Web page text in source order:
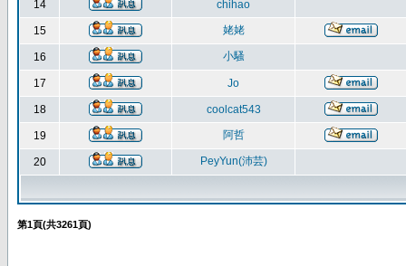
14 chihao
15 姥姥
16 小騷
17 Jo
18 coolcat543
19 阿哲
20 PeyYun(沛芸)
第1頁(共3261頁)